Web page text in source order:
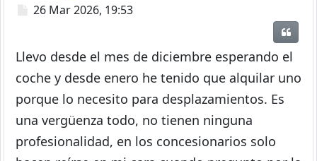
Mensaje
26 Mar 2026, 19:53
Llevo desde el mes de diciembre esperando el
coche y desde enero he tenido que alquilar uno
porque lo necesito para desplazamientos. Es
una vergüenza todo, no tienen ninguna
profesionalidad, en los concesionarios solo